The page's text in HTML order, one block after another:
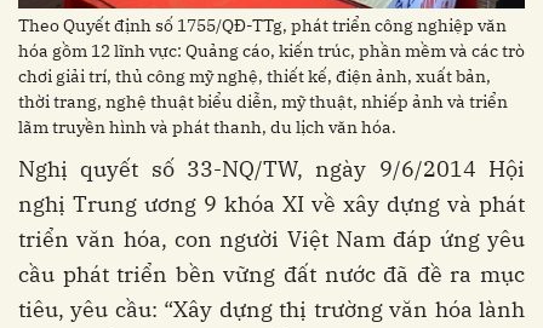
Theo Quyết định số 1755/QĐ-TTg, phát triển công nghiệp văn
hóa gồm 12 lĩnh vực: Quảng cáo, kiến trúc, phần mềm và các trò
chơi giải trí, thủ công mỹ nghệ, thiết kế, điện ảnh, xuất bản,
thời trang, nghệ thuật biểu diễn, mỹ thuật, nhiếp ảnh và triển
lãm truyền hình và phát thanh, du lịch văn hóa.
Nghị quyết số 33-NQ/TW, ngày 9/6/2014 Hội
nghị Trung ương 9 khóa XI về xây dựng và phát
triển văn hóa, con người Việt Nam đáp ứng yêu
cầu phát triển bền vững đất nước đã đề ra mục
tiêu, yêu cầu: “Xây dựng thị trường văn hóa lành